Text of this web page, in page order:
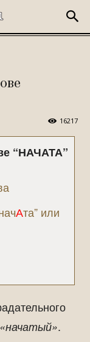
16217
“НАЧАТА”
Ата” или
«начатый».